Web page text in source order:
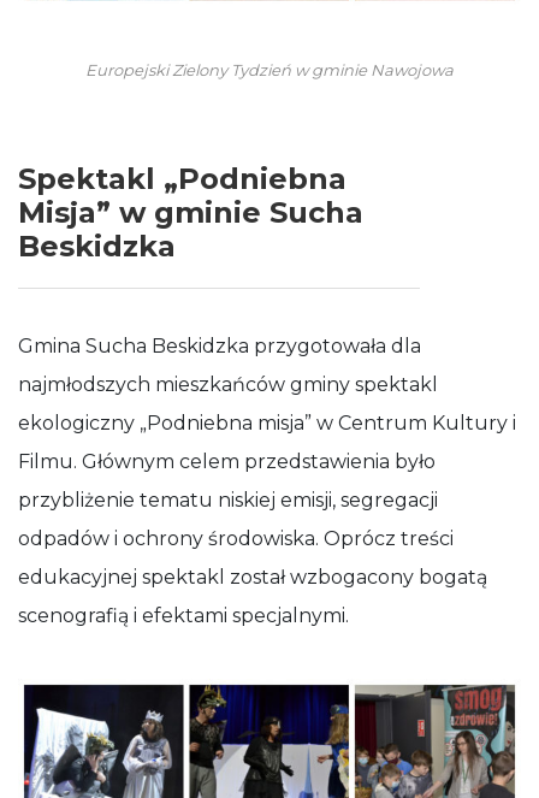
Europejski Zielony Tydzień w gminie Nawojowa
Spektakl „Podniebna
Misja” w gminie Sucha
Beskidzka
Gmina Sucha Beskidzka przygotowała dla
najmłodszych mieszkańców gminy spektakl
ekologiczny „Podniebna misja” w Centrum Kultury i
Filmu. Głównym celem przedstawienia było
przybliżenie tematu niskiej emisji, segregacji
odpadów i ochrony środowiska. Oprócz treści
edukacyjnej spektakl został wzbogacony bogatą
scenografią i efektami specjalnymi.